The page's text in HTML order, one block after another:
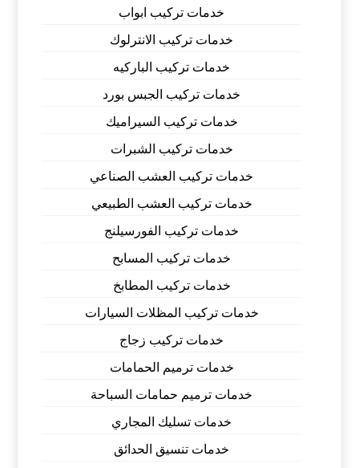
خدمات تركيب ابواب
خدمات تركيب الانترلوك
خدمات تركيب الباركيه
خدمات تركيب الجبس بورد
خدمات تركيب السيراميك
خدمات تركيب الشبرات
خدمات تركيب العشب الصناعي
خدمات تركيب العشب الطبيعي
خدمات تركيب الفورسيلنج
خدمات تركيب المسابح
خدمات تركيب المطابخ
خدمات تركيب المظلات السيارات
خدمات تركيب زجاج
خدمات ترميم الحمامات
خدمات ترميم حمامات السباحة
خدمات تسليك المجاري
خدمات تنسيق الحدائق